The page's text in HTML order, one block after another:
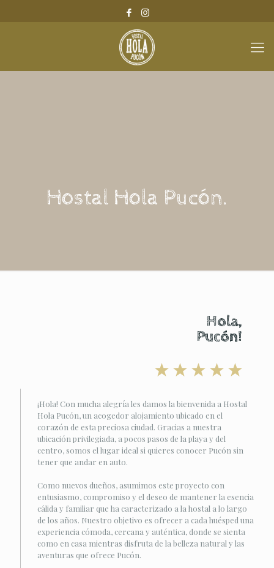
Hostal Hola Pucón.
Hola,
Pucón!
¡Hola! Con mucha alegría les damos la bienvenida a Hostal
Hola Pucón, un acogedor alojamiento ubicado en el
corazón de esta preciosa ciudad. Gracias a nuestra
ubicación privilegiada, a pocos pasos de la playa y del
centro, somos el lugar ideal si quieres conocer Pucón sin
tener que andar en auto.
Como nuevos dueños, asumimos este proyecto con
entusiasmo, compromiso y el deseo de mantener la esencia
cálida y familiar que ha caracterizado a la hostal a lo largo
de los años. Nuestro objetivo es ofrecer a cada huésped una
experiencia cómoda, cercana y auténtica, donde se sienta
como en casa mientras disfruta de la belleza natural y las
aventuras que ofrece Pucón.